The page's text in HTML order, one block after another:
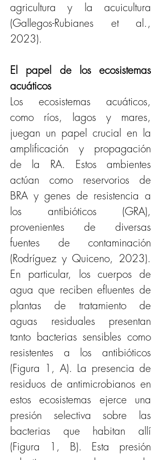
agricultura y la acuicultura
(Gallegos-Rubianes et al.,
2023).
El papel de los ecosistemas
acuáticos
Los ecosistemas acuáticos,
como ríos, lagos y mares,
juegan un papel crucial en la
amplificación y propagación
de la RA. Estos ambientes
actúan como reservorios de
BRA y genes de resistencia a
los antibióticos (GRA),
provenientes de diversas
fuentes de contaminación
(Rodríguez y Quiceno, 2023).
En particular, los cuerpos de
agua que reciben efluentes de
plantas de tratamiento de
aguas residuales presentan
tanto bacterias sensibles como
resistentes a los antibióticos
(Figura 1, A). La presencia de
residuos de antimicrobianos en
estos ecosistemas ejerce una
presión selectiva sobre las
bacterias que habitan allí
(Figura 1, B). Esta presión